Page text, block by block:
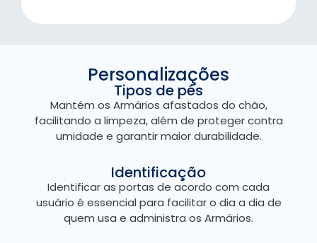
Personalizações
Tipos de pés
Mantém os Armários afastados do chão,
facilitando a limpeza, além de proteger contra
umidade e garantir maior durabilidade.
Identificação
Identificar as portas de acordo com cada
usuário é essencial para facilitar o dia a dia de
quem usa e administra os Armários.